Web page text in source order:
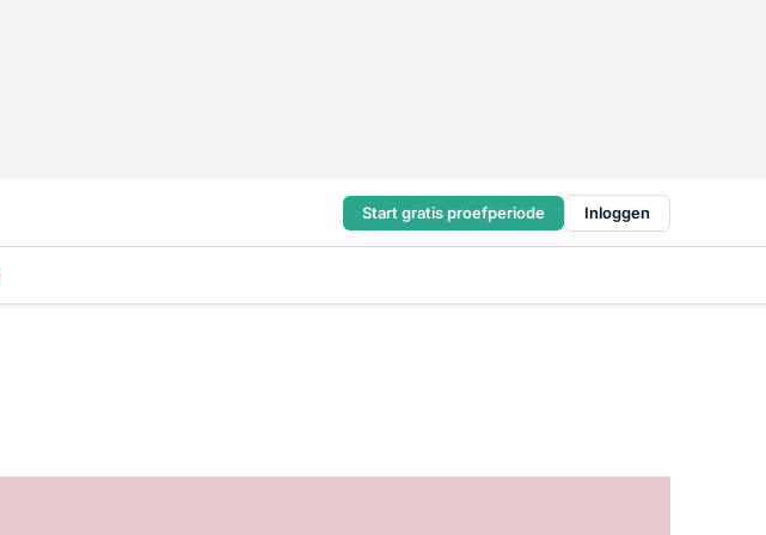
Start gratis proefperiode Inloggen